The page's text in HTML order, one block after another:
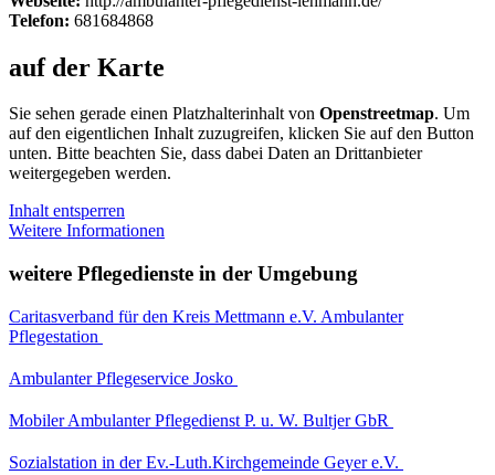
Telefon: 681684868
auf der Karte
Sie sehen gerade einen Platzhalterinhalt von Openstreetmap. Um
auf den eigentlichen Inhalt zuzugreifen, klicken Sie auf den Button
unten. Bitte beachten Sie, dass dabei Daten an Drittanbieter
weitergegeben werden.
Inhalt entsperren
Weitere Informationen
weitere Pflegedienste in der Umgebung
Caritasverband für den Kreis Mettmann e.V. Ambulanter
Pflegestation
Ambulanter Pflegeservice Josko
Mobiler Ambulanter Pflegedienst P. u. W. Bultjer GbR
Sozialstation in der Ev.-Luth.Kirchgemeinde Geyer e.V.